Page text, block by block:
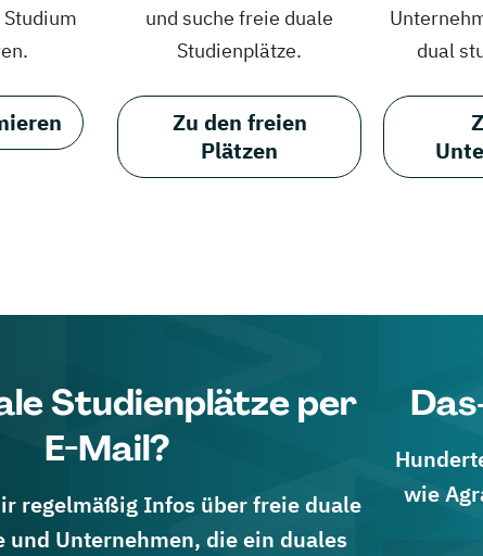
und suche freie duale
Studienplätze.
Zu den freien
Plätzen
dual
Studienplätze per
E-Mail?
regelmäßig Infos über freie duale
und Unternehmen, die ein duales
wie